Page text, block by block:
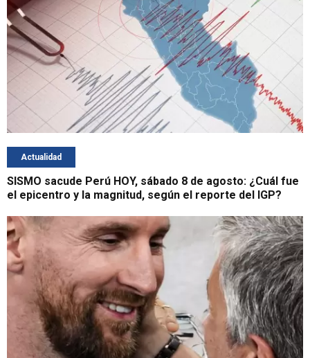
Actualidad
SISMO sacude Perú HOY, sábado 8 de agosto: ¿Cuál fue
el epicentro y la magnitud, según el reporte del IGP?